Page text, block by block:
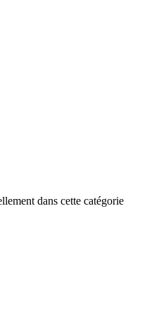
dans cette catégorie